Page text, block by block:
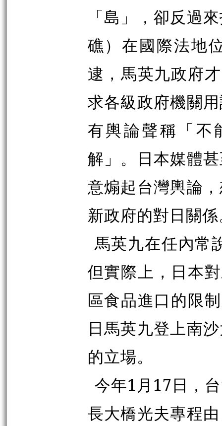
「島」，卻反過
礁）在國際法地
逮，馬英九政府
求各級政府機關
有輿論聲稱「不
解」。日本媒體
意煽起台灣輿論
新政府的對日關
馬英九在任內常
但實際上，日本
區食品進口的限
日馬英九登上南
的立場。
今年1月17日，
長大橋光夫專程